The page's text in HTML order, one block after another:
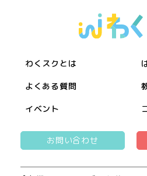
わくスクとは
よくある質問
イベント
お問い合わせ